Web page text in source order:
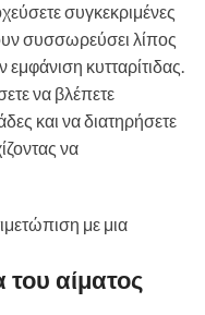
συγκεκριμένες
συσσωρεύσει λίπος
κυτταρίτιδας.
να βλέπετε
και να διατηρήσετε
να
αίματος